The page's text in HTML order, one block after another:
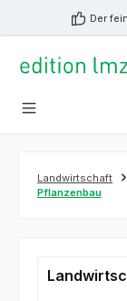
springen Der
Landwirtschaft
Pflanzenbau